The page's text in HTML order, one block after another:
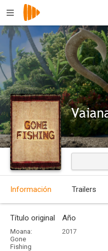
Información Trailers
Título original
Moana:
Gone
Fishing
Año
2017